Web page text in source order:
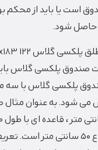
است یا باید از
حاصل شود.
صندوق پلکسی گلاس
پلکسی گلاس با سه
شود. به عنوان مثال
همچنین ارتفاع ۵۰ سانتی متر